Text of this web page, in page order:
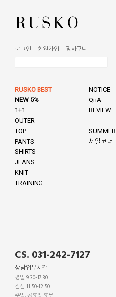
로그인 회원가입 장바구니
RUSKO BEST
NEW 5%
1+1
OUTER
TOP
PANTS
SHIRTS
JEANS
KNIT
TRAINING
NOTICE
QnA
REVIEW
SUMMER
세일코너
CS. 031-242-7127
상담업무시간
평일 9:30-17:30
점심 11:50-12:50